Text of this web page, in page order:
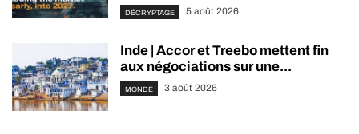
DÉCRYPTAGE 5 août 2026
Inde | Accor et Treebo mettent fin
aux négociations sur une...
MONDE 3 août 2026